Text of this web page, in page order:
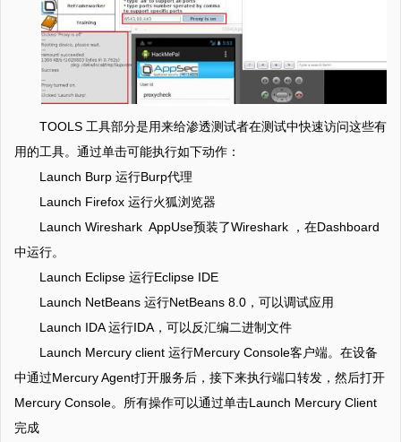
TOOLS 工具部分是用来给渗透测试者在测试中快速访问这些有
用的工具。通过单击可能执行如下动作：
Launch Burp 运行Burp代理
Launch Firefox 运行火狐浏览器
Launch Wireshark AppUse预装了Wireshark ，在Dashboard
中运行。
Launch Eclipse 运行Eclipse IDE
Launch NetBeans 运行NetBeans 8.0，可以调试应用
Launch IDA 运行IDA，可以反汇编二进制文件
Launch Mercury client 运行Mercury Console客户端。在设备
中通过Mercury Agent打开服务后，接下来执行端口转发，然后打开
Mercury Console。所有操作可以通过单击Launch Mercury Client
完成